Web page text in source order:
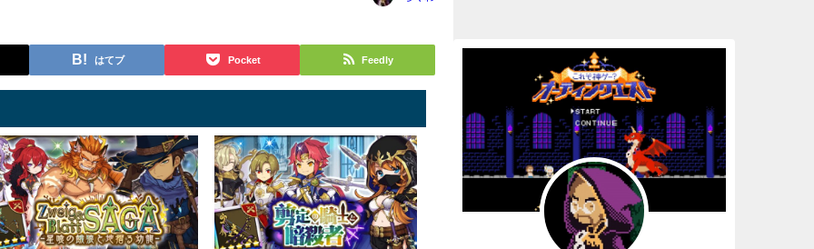
はてブ Pocket Feedly